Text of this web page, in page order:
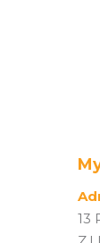
13